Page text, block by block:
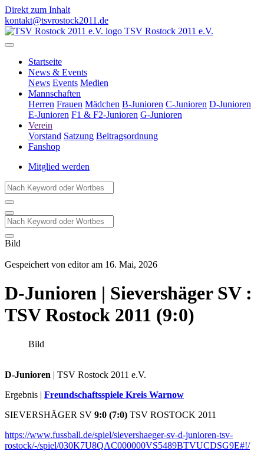
Direkt zum Inhalt
kontakt@tsvrostock2011.de
TSV Rostock 2011 e.V.
Startseite
News & Events
News Events Medien
Mannschaften
Herren Frauen Mädchen B-Junioren C-Junioren D-Junioren
E-Junioren F1 & F2-Junioren G-Junioren
Verein
Vorstand Satzung Beitragsordnung
Fanshop
Mitglied werden
Bild
Gespeichert von editor am 16. Mai, 2026
D-Junioren | Sievershäger SV :
TSV Rostock 2011 (9:0)
Bild
D-Junioren | TSV Rostock 2011 e.V.
Ergebnis | Freundschaftsspiele Kreis Warnow
SIEVERSHÄGER SV 9:0 (7:0) TSV ROSTOCK 2011
https://www.fussball.de/spiel/sievershaeger-sv-d-junioren-tsv-
rostock/-/spiel/030K7U8QAC000000VS5489BTVUCDSG9E#!/